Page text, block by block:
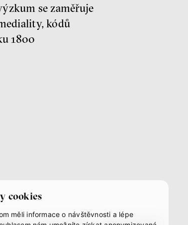
cookies
měli informace o návštěvnosti a lépe
se zaměřuje
kódů
1800